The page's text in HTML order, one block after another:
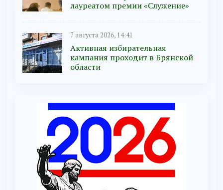
лауреатом премии «Служение»
7 августа 2026, 14:41
Активная избирательная
кампания проходит в Брянской
области